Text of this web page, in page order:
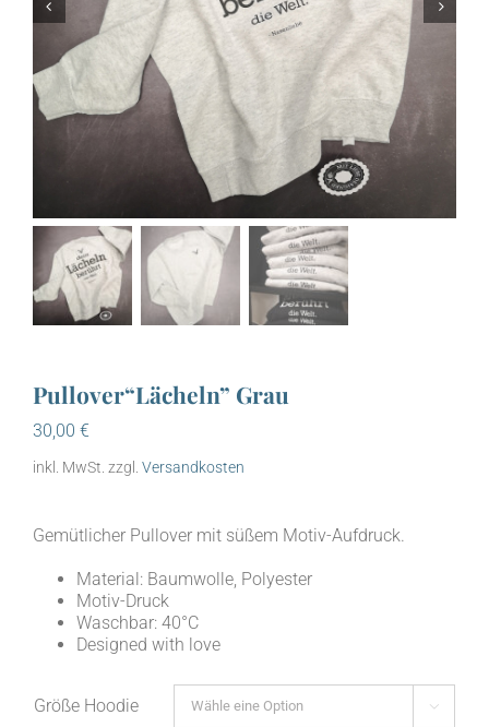
 
Pullover“Lächeln” Grau
30,00 €
inkl. MwSt. zzgl. Versandkosten
Gemütlicher Pullover mit süßem Motiv-Aufdruck.
Material: Baumwolle, Polyester
Motiv-Druck
Waschbar: 40°C
Designed with love
Größe Hoodie 